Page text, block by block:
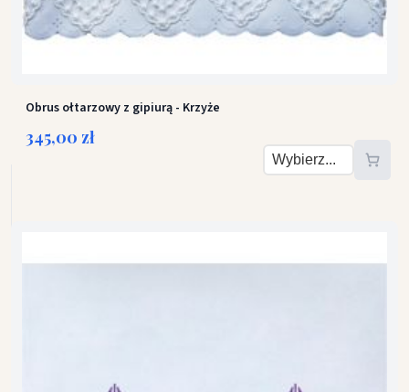
Obrus ołtarzowy z gipiurą - Krzyże
345,00 zł